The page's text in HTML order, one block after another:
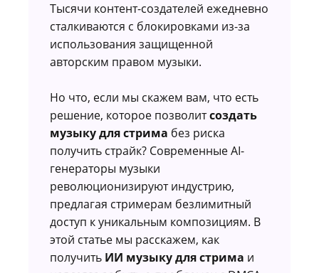
Тысячи контент-создателей ежедневно
сталкиваются с блокировками из-за
использования защищенной
авторским правом музыки.
Но что, если мы скажем вам, что есть
решение, которое позволитсоздать
музыку для стрима без риска
получить страйк? Современные AI-
генераторы музыки
революционизируют индустрию,
предлагая стримерам безлимитный
доступ к уникальным композициям. В
этой статье мы расскажем, как
получить ИИ музыку для стрима и